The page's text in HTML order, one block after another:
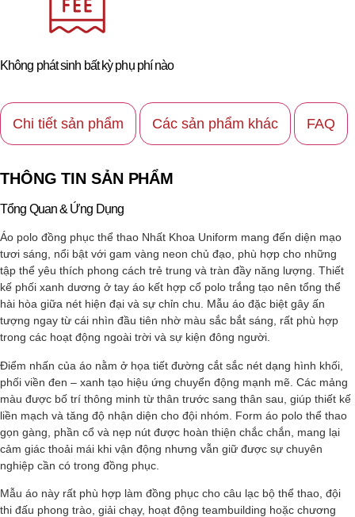
Không phát sinh bất kỳ phụ phí nào
Chi tiết sản phẩm Các sản phẩm khác FAQ
THÔNG TIN SẢN PHẨM
Tổng Quan & Ứng Dụng
Áo polo đồng phục thể thao Nhất Khoa Uniform mang đến diện mạo
tươi sáng, nổi bật với gam vàng neon chủ đạo, phù hợp cho những
tập thể yêu thích phong cách trẻ trung và tràn đầy năng lượng. Thiết
kế phối xanh dương ở tay áo kết hợp cổ polo trắng tạo nên tổng thể
hài hòa giữa nét hiện đại và sự chỉn chu. Mẫu áo đặc biệt gây ấn
tượng ngay từ cái nhìn đầu tiên nhờ màu sắc bắt sáng, rất phù hợp
trong các hoạt động ngoài trời và sự kiện đông người.
Điểm nhấn của áo nằm ở họa tiết đường cắt sắc nét dạng hình khối,
phối viền đen – xanh tạo hiệu ứng chuyển động mạnh mẽ. Các mảng
màu được bố trí thông minh từ thân trước sang thân sau, giúp thiết kế
liền mạch và tăng độ nhận diện cho đội nhóm. Form áo polo thể thao
gọn gàng, phần cổ và nẹp nút được hoàn thiện chắc chắn, mang lại
cảm giác thoải mái khi vận động nhưng vẫn giữ được sự chuyên
nghiệp cần có trong đồng phục.
Mẫu áo này rất phù hợp làm đồng phục cho câu lạc bộ thể thao, đội
thi đấu phong trào, giải chạy, hoạt động teambuilding hoặc chương